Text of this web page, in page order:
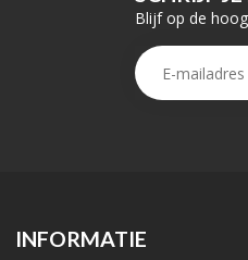
Blijf op de
INFORMATIE